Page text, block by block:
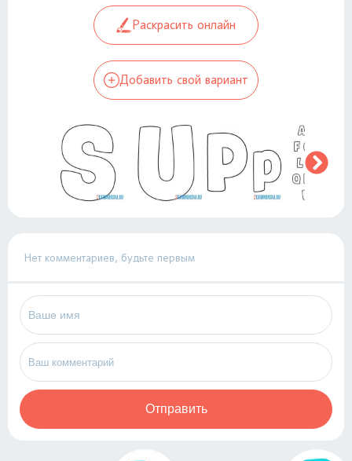
Раскрасить онлайн
Добавить свой вариант
Нет комментариев, будьте первым
Отправить